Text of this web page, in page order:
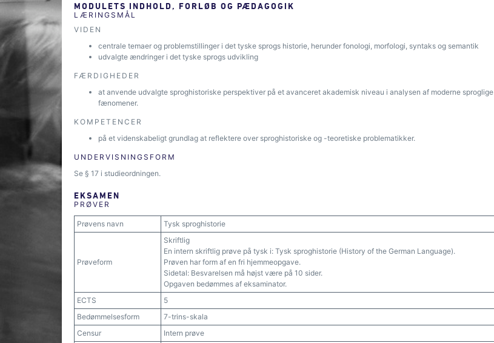
MODULETS INDHOLD, FORLØB OG PÆDAGOGIK
LÆRINGSMÅL
VIDEN
centrale temaer og problemstillinger i det tyske sprogs historie, herunder fonologi, morfologi, syntaks og semantik
udvalgte ændringer i det tyske sprogs udvikling
FÆRDIGHEDER
at anvende udvalgte sproghistoriske perspektiver på et avanceret akademisk niveau i analysen af moderne sproglige
fænomener.
KOMPETENCER
på et videnskabeligt grundlag at reflektere over sproghistoriske og -teoretiske problematikker.
UNDERVISNINGSFORM
Se § 17 i studieordningen.
EKSAMEN
PRØVER
Prøvens navn Tysk sproghistorie
Prøveform
Skriftlig
En intern skriftlig prøve på tysk i: Tysk sproghistorie (History of the German Language).
Prøven har form af en fri hjemmeopgave.
Sidetal: Besvarelsen må højst være på 10 sider.
Opgaven bedømmes af eksaminator.
ECTS
5
Bedømmelsesform
7-trins-skala
Censur
Intern prøve